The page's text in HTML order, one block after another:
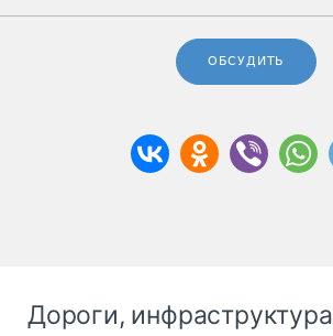
ОБСУДИТЬ
Дороги, инфраструктура